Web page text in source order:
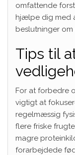
omfattende
hjælpe dig med
beslutninger
Tips til
For at forbedre
vigtigt at
regelmæssig
flere friske
magre
forarbejdede